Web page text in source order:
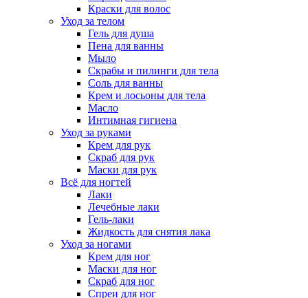
Краски для волос
Уход за телом
Гель для душа
Пена для ванны
Мыло
Скрабы и пилинги для тела
Соль для ванны
Крем и лосьоны для тела
Масло
Интимная гигиена
Уход за руками
Крем для рук
Скраб для рук
Маски для рук
Всё для ногтей
Лаки
Лечебные лаки
Гель-лаки
Жидкость для снятия лака
Уход за ногами
Крем для ног
Маски для ног
Скраб для ног
Спреи для ног